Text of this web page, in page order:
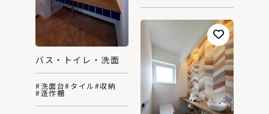
バス・トイレ・洗面
#洗面台#タイル#収納
#造作棚